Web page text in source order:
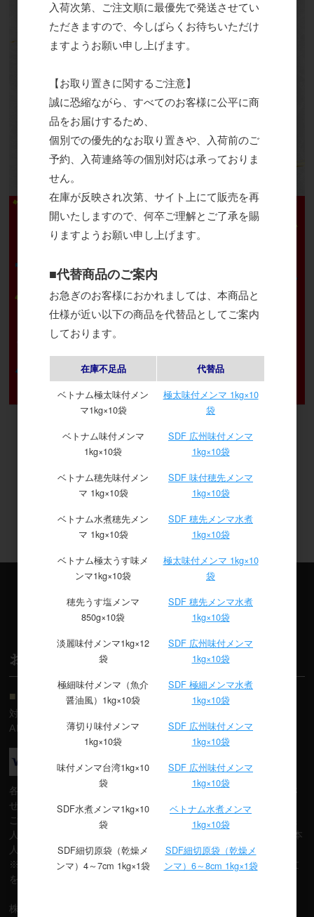
ご利用案内
お支払について
■ クレジットカード
対応カード：VISA/Master/JCB/
AMEX/Diners
各クレジット会員規約に基づき、ご指定預金口座から自動振替さ
せていただきます。
ご注文時にカード番号、有効期限をご入力ください。カード名義
人はご注文者様のご氏名となりますので、必ずカード 名義人ご本
人様がご注文ください。
※注文確認メール配信後でも、カード会社の審査等によりご注文
をお受けできない場合がございます。予めご了承ください。
株式会社ゼウス
入荷次第、ご注文順に最優先で発送させてい
ただきますので、今しばらくお待ちいただけ
ますようお願い申し上げます。
【お取り置きに関するご注意】
誠に恐縮ながら、すべてのお客様に公平に商
品をお届けするため、
個別での優先的なお取り置きや、入荷前のご
予約、入荷連絡等の個別対応は承っておりま
せん。
在庫が反映され次第、サイト上にて販売を再
開いたしますので、何卒ご理解とご了承を賜
りますようお願い申し上げます。
■代替商品のご案内
お急ぎのお客様におかれましては、本商品と
仕様が近い以下の商品を代替品としてご案内
しております。
在庫不足品 代替品
ベトナム極太味付メン
マ1kg×10袋
極太味付メンマ 1kg×10
袋
ベトナム味付メンマ
1kg×10袋
SDF 広州味付メンマ
1kg×10袋
ベトナム穂先味付メン
マ 1kg×10袋
SDF 味付穂先メンマ
1kg×10袋
ベトナム水煮穂先メン
マ 1kg×10袋
SDF 穂先メンマ水煮
1kg×10袋
ベトナム極太うす味メ
ンマ1kg×10袋
極太味付メンマ 1kg×10
袋
穂先うす塩メンマ
850g×10袋
SDF 穂先メンマ水煮
1kg×10袋
淡麗味付メンマ1kg×12
袋
SDF 広州味付メンマ
1kg×10袋
極細味付メンマ（魚介
醤油風）1kg×10袋
SDF 極細メンマ水煮
1kg×10袋
薄切り味付メンマ
1kg×10袋
SDF 広州味付メンマ
1kg×10袋
味付メンマ台湾1kg×10
袋
SDF 広州味付メンマ
1kg×10袋
SDF水煮メンマ1kg×10
袋
ベトナム水煮メンマ
1kg×10袋
SDF細切原袋（乾燥メ
ンマ）4～7cm 1kg×1袋
SDF細切原袋（乾燥メ
ンマ）6～8cm 1kg×1袋